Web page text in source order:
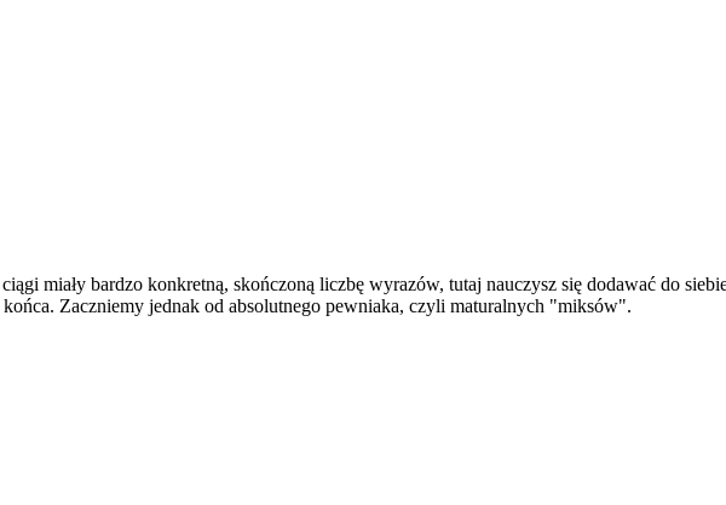
miały bardzo konkretną, skończoną liczbę wyrazów, tutaj nauczysz się dodawać do
Zaczniemy jednak od absolutnego pewniaka, czyli maturalnych "miksów".